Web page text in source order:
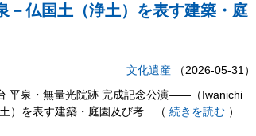
－仏国土（浄土）を表す建築・庭
文化遺産 （2026-05-31）
平泉・無量光院跡 完成記念公演――（Iwanichi
）を表す建築・庭園及び考…（ 続きを読む）